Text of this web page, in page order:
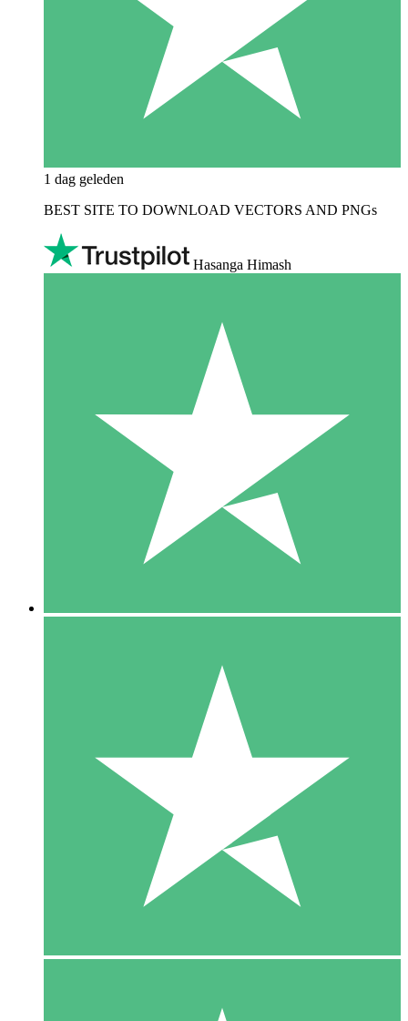
1 dag geleden
BEST SITE TO DOWNLOAD VECTORS AND PNGs
Hasanga Himash